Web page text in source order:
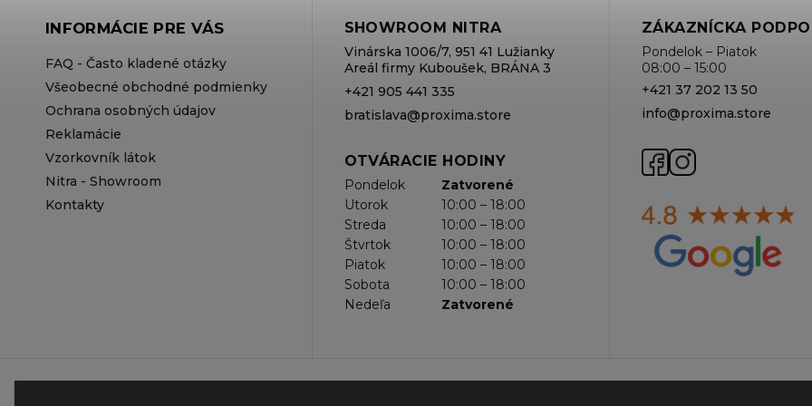
INFORMÁCIE PRE VÁS
FAQ - Často kladené otázky
Všeobecné obchodné podmienky
Ochrana osobných údajov
Reklamácie
Vzorkovník látok
Nitra - Showroom
Kontakty
SHOWROOM NITRA
Vinárska 1006/7, 951 41 Lužianky
Areál firmy Kuboušek, BRÁNA 3
+421 905 441 335
bratislava@proxima.store
OTVÁRACIE HODINY
Pondelok
Zatvorené
Utorok
10:00 – 18:00
Streda
10:00 – 18:00
Štvrtok
10:00 – 18:00
Piatok
10:00 – 18:00
Sobota
10:00 – 18:00
Nedeľa
Zatvorené
ZÁKAZNÍCKA
Pondelok – Piatok
08:00 – 15:00
+421 37 202 13 50
info@proxima.store